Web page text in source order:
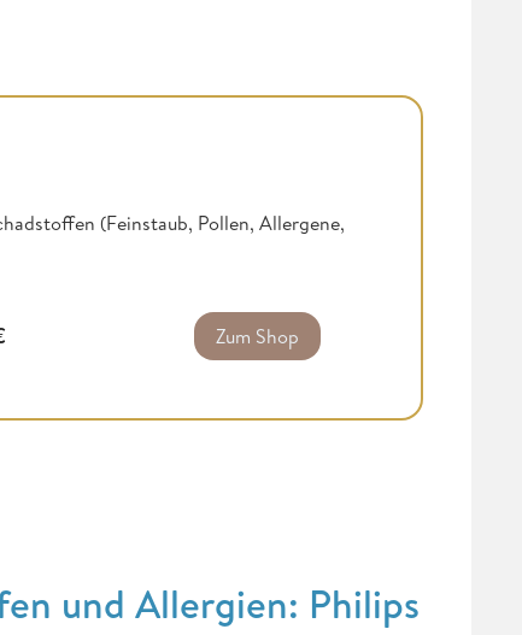
(Feinstaub, Pollen, Allergene,
Zum Shop
und Allergien: Philips